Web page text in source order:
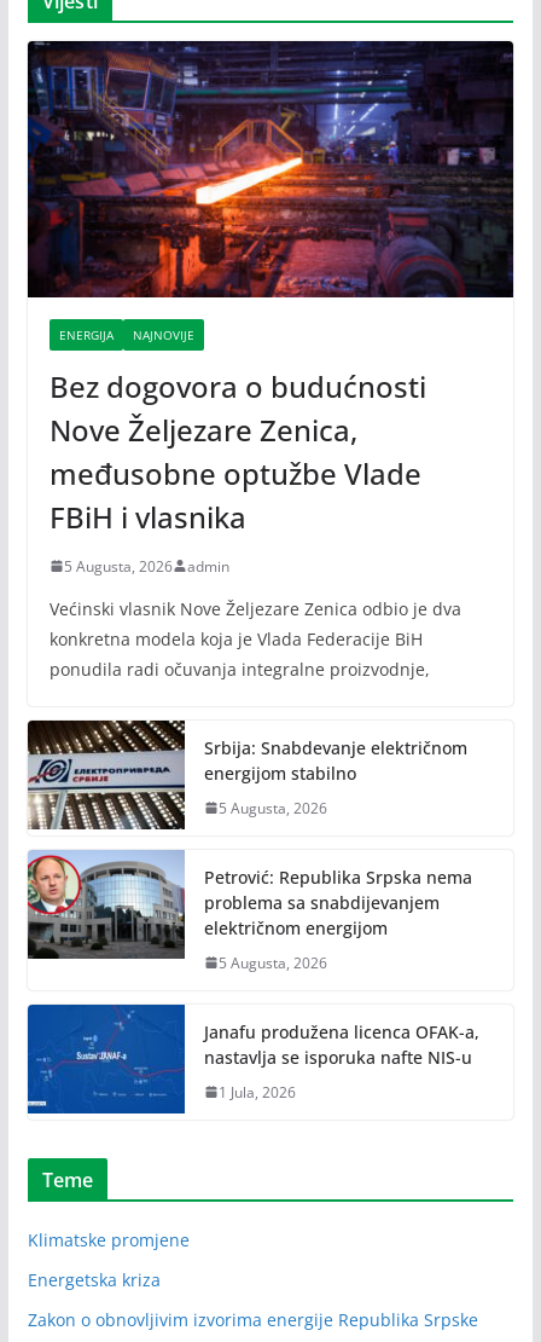
ENERGIJA NAJNOVIJE
Bez dogovora o budućnosti
Nove Željezare Zenica,
međusobne optužbe Vlade
FBiH i vlasnika
5 Augusta, 2026 admin
Većinski vlasnik Nove Željezare Zenica odbio je dva
konkretna modela koja je Vlada Federacije BiH
ponudila radi očuvanja integralne proizvodnje,
Srbija: Snabdevanje električnom
energijom stabilno
5 Augusta, 2026
Petrović: Republika Srpska nema
problema sa snabdijevanjem
električnom energijom
5 Augusta, 2026
Janafu produžena licenca OFAK-a,
nastavlja se isporuka nafte NIS-u
1 Jula, 2026
Teme
Klimatske promjene
Energetska kriza
Zakon o obnovljivim izvorima energije Republika Srpske